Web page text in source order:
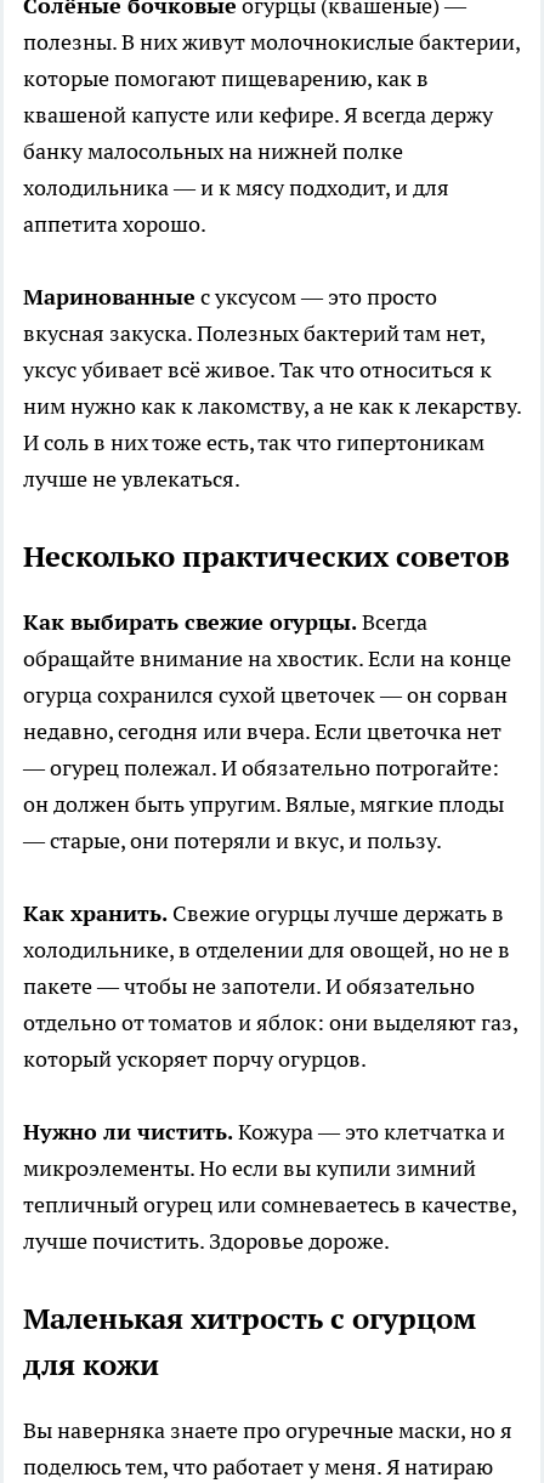
Солёные бочковые огурцы (квашеные) —
полезны. В них живут молочнокислые бактерии,
которые помогают пищеварению, как в
квашеной капусте или кефире. Я всегда держу
банку малосольных на нижней полке
холодильника — и к мясу подходит, и для
аппетита хорошо.
Маринованные с уксусом — это просто
вкусная закуска. Полезных бактерий там нет,
уксус убивает всё живое. Так что относиться к
ним нужно как к лакомству, а не как к лекарству.
И соль в них тоже есть, так что гипертоникам
лучше не увлекаться.
Несколько практических советов
Как выбирать свежие огурцы.Всегда
обращайте внимание на хвостик. Если на конце
огурца сохранился сухой цветочек — он сорван
недавно, сегодня или вчера. Если цветочка нет
— огурец полежал. И обязательно потрогайте:
он должен быть упругим. Вялые, мягкие плоды
— старые, они потеряли и вкус, и пользу.
Как хранить. Свежие огурцы лучше держать в
холодильнике, в отделении для овощей, но не в
пакете — чтобы не запотели. И обязательно
отдельно от томатов и яблок: они выделяют газ,
который ускоряет порчу огурцов.
Нужно ли чистить.Кожура — это клетчатка и
микроэлементы. Но если вы купили зимний
тепличный огурец или сомневаетесь в качестве,
лучше почистить. Здоровье дороже.
Маленькая хитрость с огурцом
для кожи
Вы наверняка знаете про огуречные маски, но я
поделюсь тем, что работает у меня. Я натираю